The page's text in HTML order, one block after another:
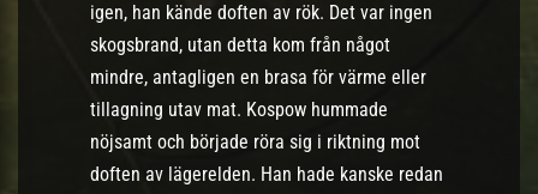
igen, han kände doften av rök. Det var ingen
skogsbrand, utan detta kom från något
mindre, antagligen en brasa för värme eller
tillagning utav mat. Kospow hummade
nöjsamt och började röra sig i riktning mot
doften av lägerelden. Han hade kanske redan